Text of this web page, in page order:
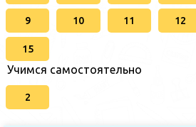
9 10 11 12
15
Учимся самостоятельно
2